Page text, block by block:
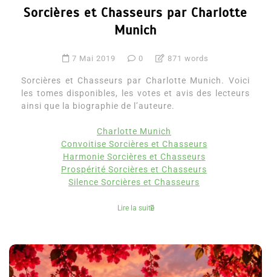
Sorcières et Chasseurs par Charlotte
Munich
7 Mai 2019 0 871 words
Sorcières et Chasseurs par Charlotte Munich. Voici
les tomes disponibles, les votes et avis des lecteurs
ainsi que la biographie de l’auteure.
Charlotte Munich
Convoitise Sorcières et Chasseurs
Harmonie Sorcières et Chasseurs
Prospérité Sorcières et Chasseurs
Silence Sorcières et Chasseurs
Lire la suite